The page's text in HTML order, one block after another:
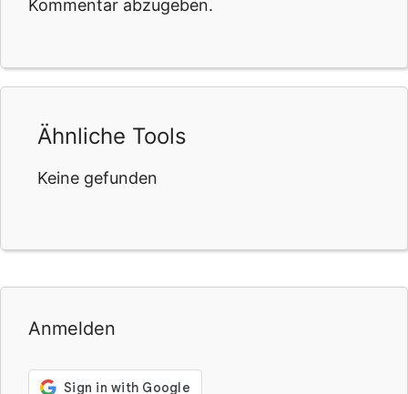
Kommentar abzugeben.
Ähnliche Tools
Keine gefunden
Anmelden